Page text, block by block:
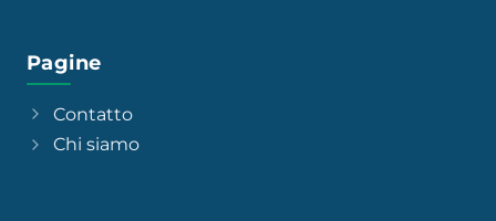
Pagine
Contatto
Chi siamo